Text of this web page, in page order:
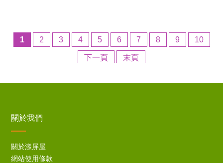
1 2 3 4 5 6 7 8 9 10
下一頁 末頁
關於我們
關於漾屏屋
網站使用條款